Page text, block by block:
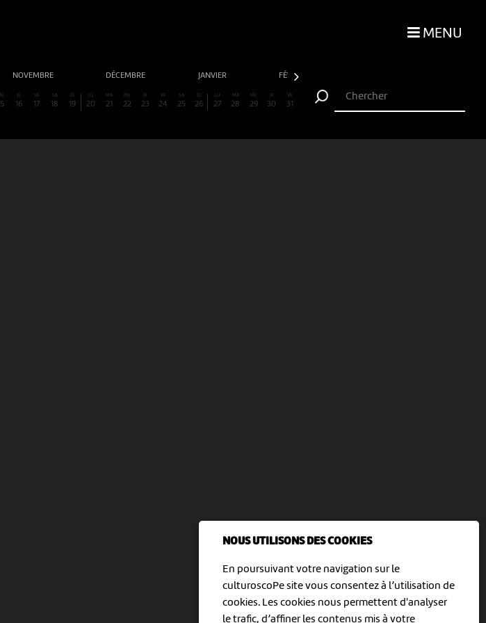
NOUS UTILISONS DES COOKIES
En poursuivant votre navigation sur le
culturoscoPe site vous consentez à l’utilisation de
cookies. Les cookies nous permettent d'analyser
le trafic, d’affiner les contenus mis à votre
MENU
NOVEMBRE DÉCEMBRE JANVIER FÉVRIER
JE
16
VE
17
SA
18
DI
19
LU
20
MA
21
ME
22
JE
23
VE
24
SA
25
DI
26
LU
27
MA
28
ME
29
JE
30
VE
31